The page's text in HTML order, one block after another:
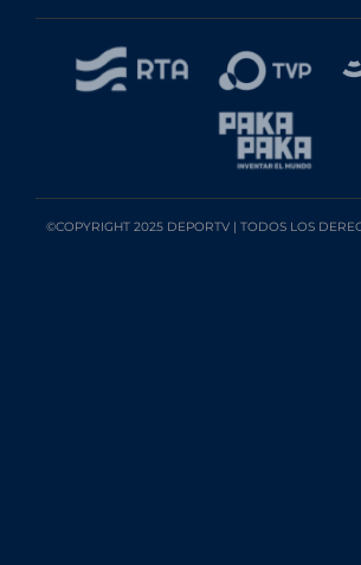
©COPYRIGHT 2025 DEPORTV | TODOS LOS